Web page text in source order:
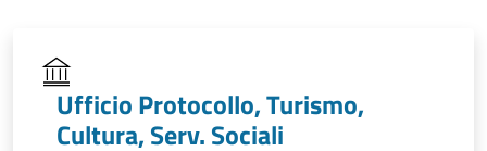
Ufficio Protocollo, Turismo,
Cultura, Serv. Sociali